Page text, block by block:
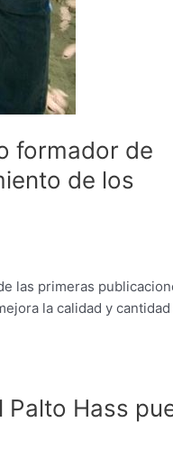
formador de
de los
las primeras
la calidad y cantidad
Hass